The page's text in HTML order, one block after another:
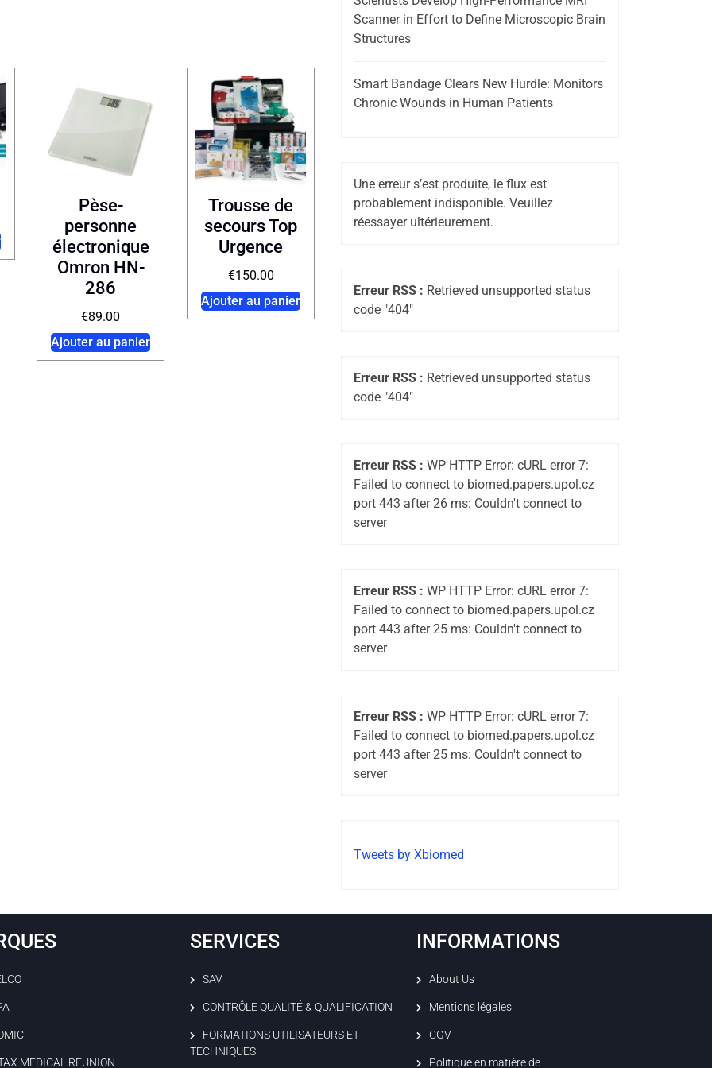
Pèse-
personne
électronique
Omron HN-
286
€89.00
Ajouter au panier
Trousse de
secours Top
Urgence
€150.00
Ajouter au panier
Scanner in Effort to Define Microscopic Brain
Structures
Smart Bandage Clears New Hurdle: Monitors
Chronic Wounds in Human Patients
Une erreur s’est produite, le flux est
probablement indisponible. Veuillez
réessayer ultérieurement.
Erreur RSS : Retrieved unsupported status
code "404"
Erreur RSS : Retrieved unsupported status
code "404"
Erreur RSS : WP HTTP Error: cURL error 7:
Failed to connect to biomed.papers.upol.cz
port 443 after 26 ms: Couldn't connect to
server
Erreur RSS : WP HTTP Error: cURL error 7:
Failed to connect to biomed.papers.upol.cz
port 443 after 25 ms: Couldn't connect to
server
Erreur RSS : WP HTTP Error: cURL error 7:
Failed to connect to biomed.papers.upol.cz
port 443 after 25 ms: Couldn't connect to
server
Tweets by Xbiomed
MEDICAL REUNION
SERVICES
SAV
CONTRÔLE QUALITÉ & QUALIFICATION
FORMATIONS UTILISATEURS ET
TECHNIQUES
INFORMATIONS
About Us
Mentions légales
CGV
Politique en matière de